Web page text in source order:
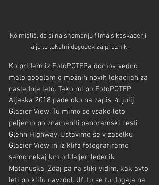
Ko misliš, da si na snemanju filma s kaskaderji,
a je le lokalni dogodek za praznik.
Ko pridem iz FotoPOTEPa domov, vedno
malo googlam o možnih novih lokacijah za
naslednje leto. Tako mi po FotoPOTEP
Aljaska 2018 pade oko na zapis, 4. julij
Glacier View. Tu mimo se vsako leto
peljemo po znameniti panoramski cesti
Glenn Highway. Ustavimo se v zaselku
Glacier View in iz klifa fotografiramo
samo nekaj km oddaljen ledenik
Matanuska. Zdaj pa na sliki vidim, kak avto
leti po klifu navzdol. Uf, to se tu dogaja na